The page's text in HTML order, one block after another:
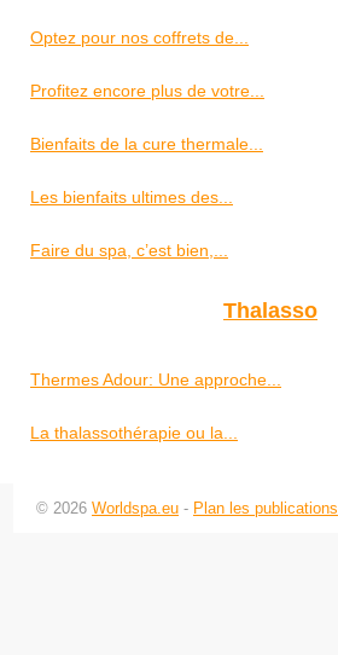
Optez pour nos coffrets de...
Profitez encore plus de votre...
Bienfaits de la cure thermale...
Les bienfaits ultimes des...
Faire du spa, c’est bien,...
Thalasso
Thermes Adour: Une approche...
La thalassothérapie ou la...
© 2026 Worldspa.eu - Plan les publications